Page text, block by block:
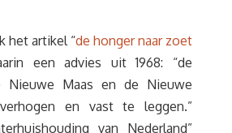
het artikel “de honger naar zoet
een advies uit 1968: “de
Nieuwe Maas en de Nieuwe
en vast te leggen.”
van Nederland”